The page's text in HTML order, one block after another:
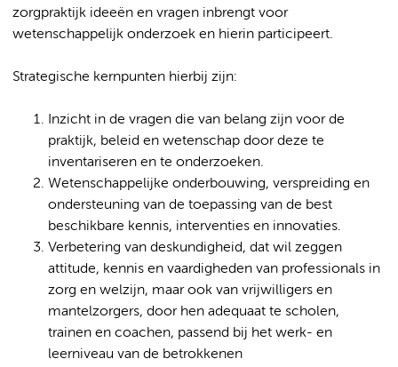
zorgpraktijk ideeën en vragen inbrengt voor
wetenschappelijk onderzoek en hierin participeert.
Strategische kernpunten hierbij zijn:
Inzicht in de vragen die van belang zijn voor de
praktijk, beleid en wetenschap door deze te
inventariseren en te onderzoeken.
Wetenschappelijke onderbouwing, verspreiding en
ondersteuning van de toepassing van de best
beschikbare kennis, interventies en innovaties.
Verbetering van deskundigheid, dat wil zeggen
attitude, kennis en vaardigheden van professionals in
zorg en welzijn, maar ook van vrijwilligers en
mantelzorgers, door hen adequaat te scholen,
trainen en coachen, passend bij het werk- en
leerniveau van de betrokkenen